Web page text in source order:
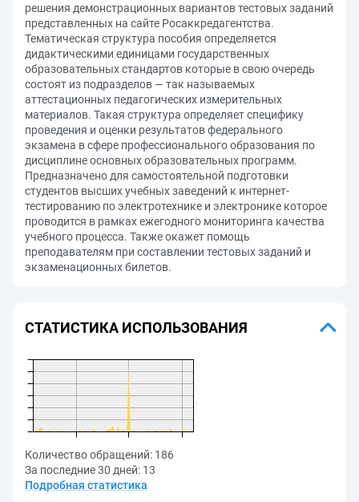
решения демонстрационных вариантов тестовых заданий
представленных на сайте Росаккредагентства.
Тематическая структура пособия определяется
дидактическими единицами государственных
образовательных стандартов которые в свою очередь
состоят из подразделов — так называемых
аттестационных педагогических измерительных
материалов. Такая структура определяет специфику
проведения и оценки результатов федерального
экзамена в сфере профессионального образования по
дисциплине основных образовательных программ.
Предназначено для самостоятельной подготовки
студентов высших учебных заведений к интернет-
тестированию по электротехнике и электронике которое
проводится в рамках ежегодного мониторинга качества
учебного процесса. Также окажет помощь
преподавателям при составлении тестовых заданий и
экзаменационных билетов.
СТАТИСТИКА ИСПОЛЬЗОВАНИЯ
Количество обращений: 186
За последние 30 дней: 13
Подробная статистика